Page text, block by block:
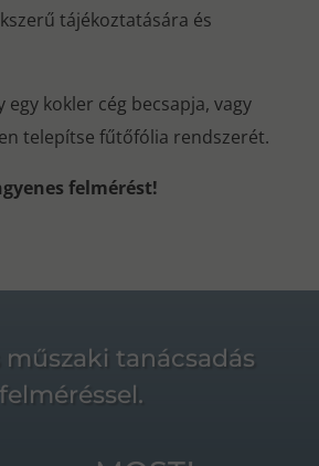
tájékoztatására és
egy kokler cég becsapja, vagy
telepítse fűtőfólia rendszerét.
felmérést!
műszaki tanácsadás
felméréssel.